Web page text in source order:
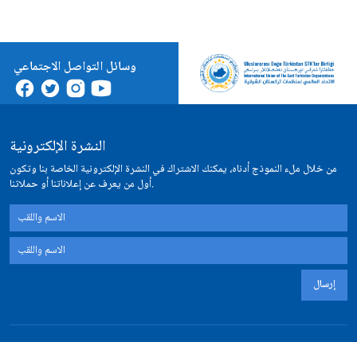
وسائل التواصل الاجتماعي
النشرة الإلكترونية
من خلال ملء النموذج أدناه، يمكنك الاشتراك في النشرة الإلكترونية الخاصة بنا وتكون
أول من يعرف عن إعلاناتنا أو حملاتنا.
إرسال